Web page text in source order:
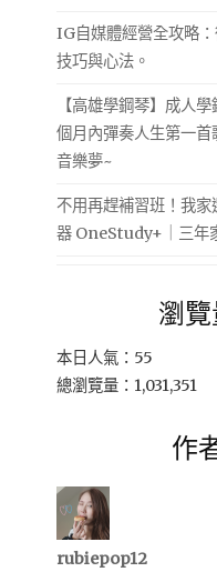
IG自媒體經營全攻略
技巧與心法。
【高雄學鋼琴】成人
個月內彈奏人生第一
音樂夢~
不用再趕補習班！我
器 OneStudy+｜三年
瀏
本日人氣：55
總瀏覽量：1,031,351
作
rubiepop12